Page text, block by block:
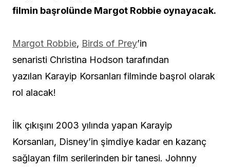
filmin başrolünde Margot Robbie oynayacak.
Margot Robbie, Birds of Prey’in
senaristi Christina Hodson tarafından
yazılan Karayip Korsanları filminde başrol olarak
rol alacak!
İlk çıkışını 2003 yılında yapan Karayip
Korsanları, Disney’in şimdiye kadar en kazanç
sağlayan film serilerinden bir tanesi. Johnny